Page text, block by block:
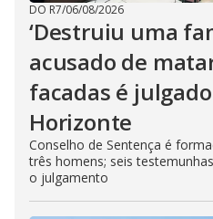
DO R7/06/08/2026
‘Destruiu uma
acusado de
facadas é
Horizonte
Conselho de Sentença é
três homens; seis
o julgamento